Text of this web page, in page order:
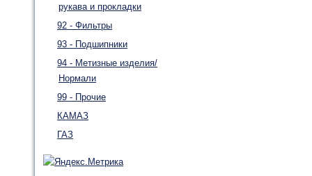
рукава и прокладки
92 - Фильтры
93 - Подшипники
94 - Метизные изделия/
Нормали
99 - Прочие
КАМАЗ
ГАЗ